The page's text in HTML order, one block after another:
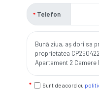
Telefon
Sunt de acord cu